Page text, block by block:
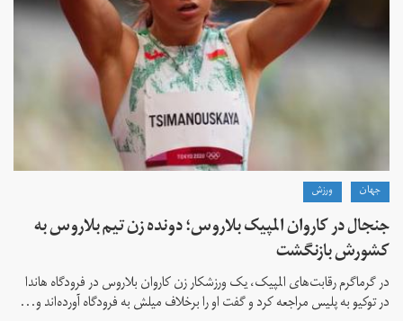
جهان ورزش
جنجال در کاروان المپیک بلاروس؛ دونده زن تیم بلاروس به
کشورش بازنگشت
در گرماگرم رقابت‌های المپیک، یک ورزشکار زن کاروان بلاروس در فرودگاه هاندا
در توکیو به پلیس مراجعه کرد و گفت او را برخلاف میلش به فرودگاه آورده‌اند و...